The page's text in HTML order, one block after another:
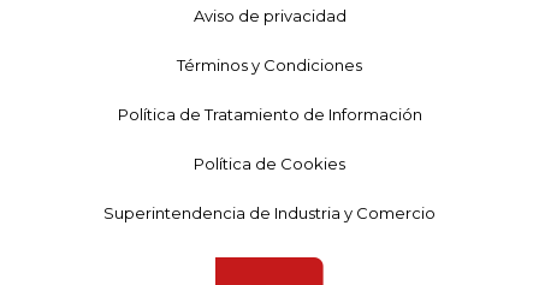
Aviso de privacidad
Términos y Condiciones
Política de Tratamiento de Información
Política de Cookies
Superintendencia de Industria y Comercio